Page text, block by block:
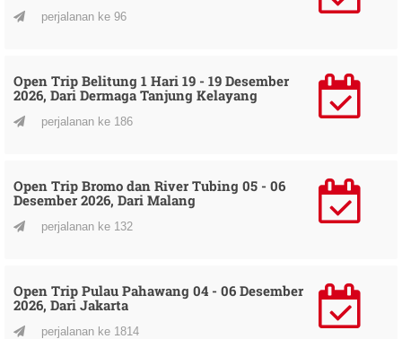
perjalanan ke 96
Open Trip Belitung 1 Hari 19 - 19 Desember
2026, Dari Dermaga Tanjung Kelayang
perjalanan ke 186
Open Trip Bromo dan River Tubing 05 - 06
Desember 2026, Dari Malang
perjalanan ke 132
Open Trip Pulau Pahawang 04 - 06 Desember
2026, Dari Jakarta
perjalanan ke 1814